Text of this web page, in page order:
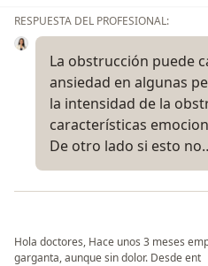
RESPUESTA DEL PROFESIONAL:
La obstrucción puede
ansiedad en algunas
la intensidad de la
características
De otro lado si esto
Hola doctores, Hace unos 3 meses
garganta, aunque sin dolor. Desde ent